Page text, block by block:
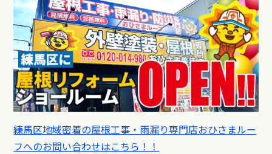
練馬区地域密着の屋根工事・雨漏り専門店おひさまルー
フへのお問い合わせはこちら！！